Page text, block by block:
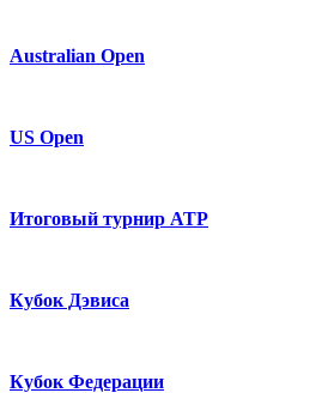
Australian Open
US Open
Итоговый турнир ATP
Кубок Дэвиса
Кубок Федерации